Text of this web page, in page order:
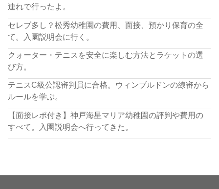
連れで行ったよ。
セレブ多し？松秀幼稚園の費用、面接、預かり保育の全
て。入園説明会に行く。
クォーター・テニスを安全に楽しむ方法とラケットの選
び方。
テニスC級公認審判員に合格。ウィンブルドンの線審から
ルールを学ぶ。
【面接レポ付き】神戸海星マリア幼稚園の評判や費用の
すべて。入園説明会へ行ってきた。